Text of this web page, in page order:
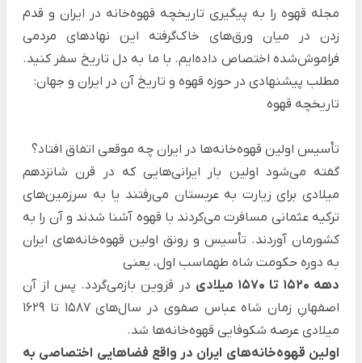
مجله قهوه را به پیگیری تاریخچه قهوه‌خانه در ایران و قدم
زدن در میان ورق‌های خاک‌گرفته این نهادهای مردمی
فراموش‌شده اختصاص داده‌ایم. با ما به دل تاریخ سفر کنید.
مطلب پیشنهادی در حوزه قهوه و تاریخ آن در ایران و جهان:
تاریخچه قهوه
تأسیس اولین قهوه‌خانه‌ها در ایران چه موقعی اتفاق افتاد؟
گفته می‌شود اولین بار ایرانی‌هایی که در قرن شانزدهم
میلادی برای زیارت به عربستان می‌رفتند یا به سرزمین‌های
ترکیه عثمانی مسافرت می‌کردند با قهوه آشنا شدند و آن را به
کشورمان آوردند. تأسیس و رونق اولین قهوه‌خانه‌های ایران
به دوره حکومت شاه طهماسب اول، یعنی
دهه 1520 تا 1570 میلادی
در قزوین بازمی‌گردد. پس از آن
اصفهانِ زمان شاه عباس صفوی در سال‌های 1587 تا 1629
میلادی عرصه شکوفایی قهوه‌خانه‌ها شد.
اولین قهوه‌خانه‌های ایران در واقع فضاهایی اختصاصی به